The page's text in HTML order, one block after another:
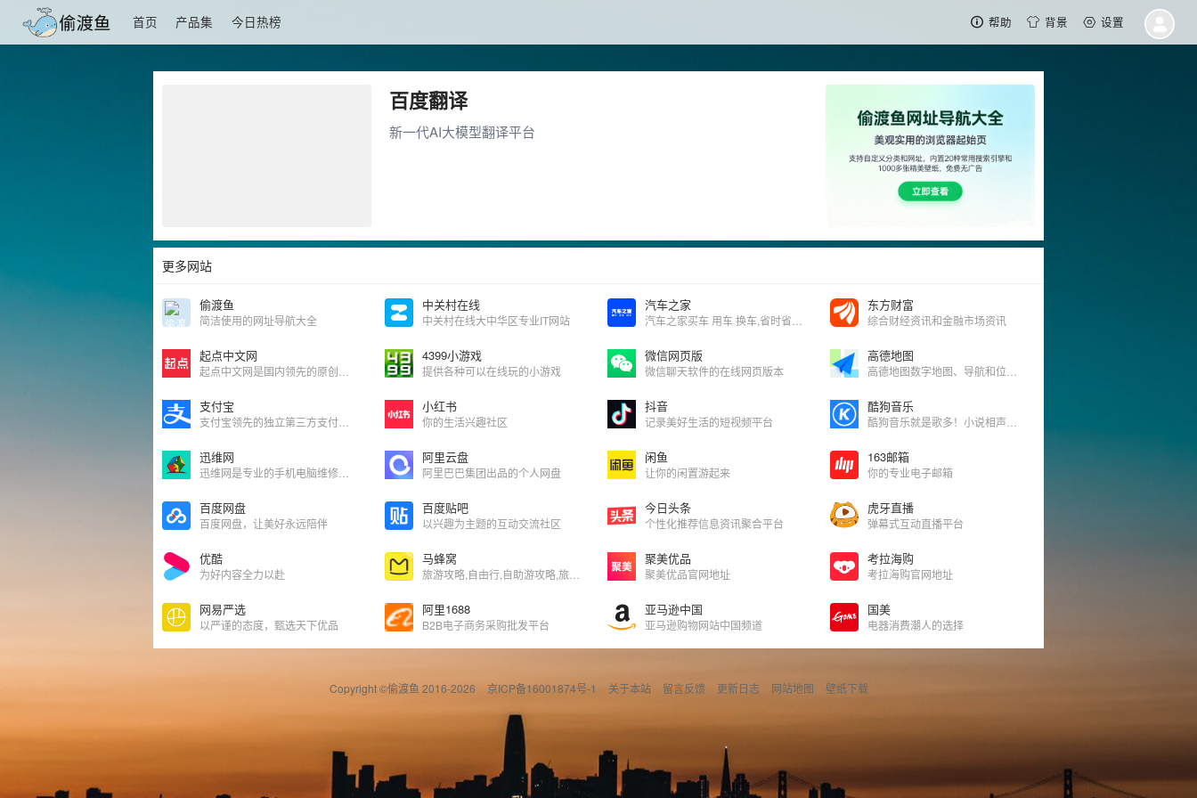
首页 产品集 今日热榜 帮助 背景 设置
百度翻译
新一代AI大模型翻译平台
更多网站
偷渡鱼
简洁使用的网址导航大全
中关村在线
中关村在线大中华区专业IT网站
汽车之家 东方财富
综合财经资讯和金融市场资讯
起点中文网 4399小游戏
提供各种可以在线玩的小游戏
微信网页版
微信聊天软件的在线网页版本
高德地图
支付宝 小红书
你的生活兴趣社区
抖音
记录美好生活的短视频平台
酷狗音乐
迅维网 阿里云盘
阿里巴巴集团出品的个人网盘
闲鱼
让你的闲置游起来
163邮箱
你的专业电子邮箱
百度网盘
百度网盘，让美好永远陪伴
百度贴吧
以兴趣为主题的互动交流社区
今日头条
个性化推荐信息资讯聚合平台
虎牙直播
弹幕式互动直播平台
优酷
为好内容全力以赴
马蜂窝 聚美优品
聚美优品官网地址
考拉海购
考拉海购官网地址
网易严选
以严谨的态度，甄选天下优品
阿里1688
B2B电子商务采购批发平台
亚马逊中国
亚马逊购物网站中国频道
国美
电器消费潮人的选择
Copyright ©偷渡鱼 2016-2026 京ICP备16001874号-1 关于本站 留言反馈 更新日志 网站地图 壁纸下载